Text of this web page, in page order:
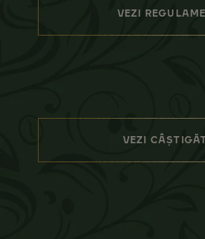
VEZI
VEZI